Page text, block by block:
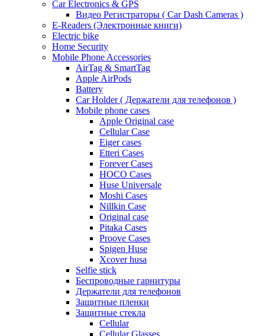
Car Electronics & GPS
Видео Регистраторы ( Car Dash Cameras )
E-Readers (Электронные книги)
Electric bike
Home Security
Mobile Phone Accessories
AirTag & SmartTag
Apple AirPods
Battery
Car Holder ( Держатели для телефонов )
Mobile phone cases
Apple Original case
Cellular Case
Eiger cases
Etteri Cases
Forever Cases
HOCO Cases
Huse Universale
Moshi Cases
Nillkin Case
Original case
Pitaka Cases
Proove Cases
Spigen Huse
Xcover husa
Selfie stick
Беспроводные гарнитуры
Держатели для телефонов
Защитные пленки
Защитные стекла
Cellular
Cellular Glasses